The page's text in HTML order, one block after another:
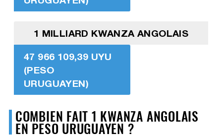
1 MILLIARD KWANZA ANGOLAIS
47 966 109,39 UYU
(PESO
URUGUAYEN)
COMBIEN FAIT 1 KWANZA ANGOLAIS
EN PESO URUGUAYEN ?